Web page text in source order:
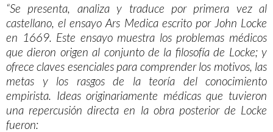
“Se presenta, analiza y traduce por primera vez al
castellano, el ensayo Ars Medica escrito por John Locke
en 1669. Este ensayo muestra los problemas médicos
que dieron origen al conjunto de la filosofía de Locke; y
ofrece claves esenciales para comprender los motivos, las
metas y los rasgos de la teoría del conocimiento
empirista. Ideas originariamente médicas que tuvieron
una repercusión directa en la obra posterior de Locke
fueron: